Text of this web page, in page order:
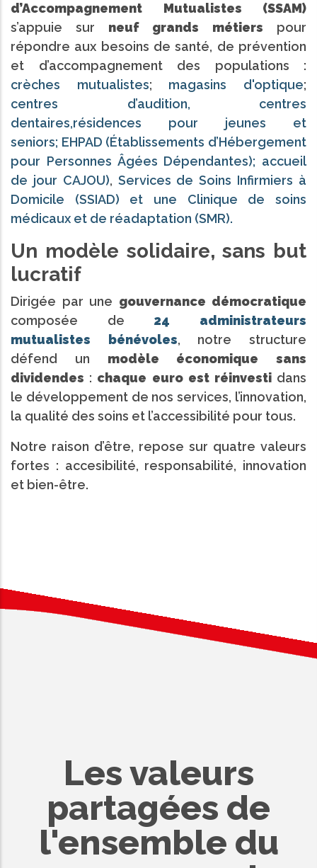
d’Accompagnement Mutualistes (SSAM)
s’appuie sur neuf grands métiers pour
répondre aux besoins de santé, de prévention
et d’accompagnement des populations :
crèches mutualistes; magasins d'optique;
centres d’audition, centres
dentaires,résidences pour jeunes et
seniors; EHPAD (Établissements d’Hébergement
pour Personnes Âgées Dépendantes); accueil
de jour CAJOU), Services de Soins Infirmiers à
Domicile (SSIAD)
et une Clinique de soins
médicaux et de réadaptation (SMR).
Un modèle solidaire, sans but
lucratif
Dirigée par une gouvernance démocratique
composée de 24 administrateurs
mutualistes bénévoles, notre structure
défend un modèle économique sans
dividendes : chaque euro est réinvestidans
le développement de nos services, l’innovation,
la qualité des soins et l’accessibilité pour tous.
Notre raison d’être, repose sur quatre valeurs
fortes : accesibilité, responsabilité, innovation
et bien-être.
Les valeurs
partagées de
l'ensemble du